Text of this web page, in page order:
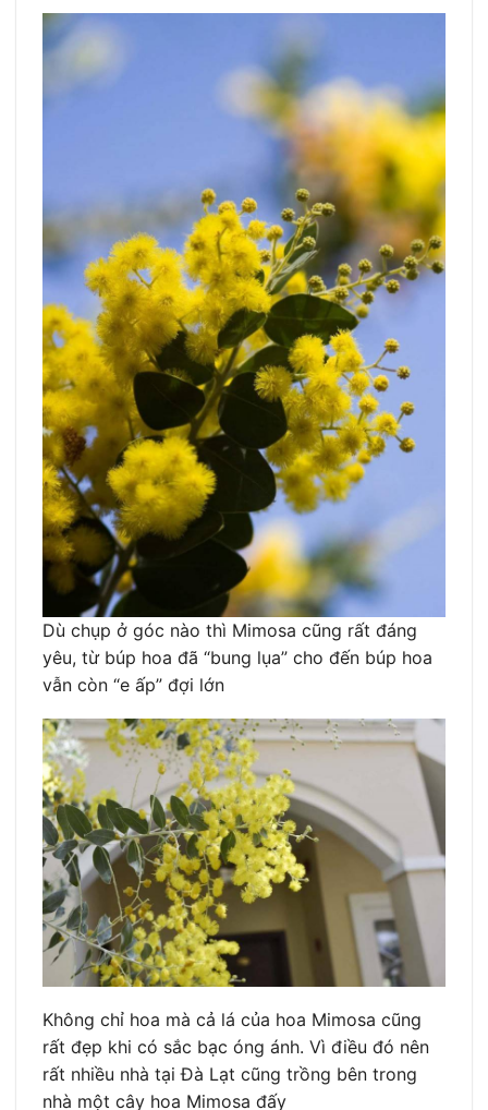
Dù chụp ở góc nào thì Mimosa cũng rất đáng
yêu, từ búp hoa đã “bung lụa” cho đến búp hoa
vẫn còn “e ấp” đợi lớn
Không chỉ hoa mà cả lá của hoa Mimosa cũng
rất đẹp khi có sắc bạc óng ánh. Vì điều đó nên
rất nhiều nhà tại Đà Lạt cũng trồng bên trong
nhà một cây hoa Mimosa đấy